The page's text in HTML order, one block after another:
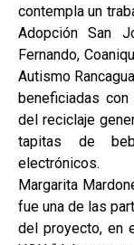
contempla un
Adopción San
Fernando,
Autismo
beneficiadas
del reciclaje
tapitas de
electrónicos.
Margarita
fue una de las
del proyecto, en